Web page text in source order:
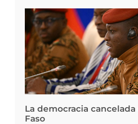
La democracia
Faso